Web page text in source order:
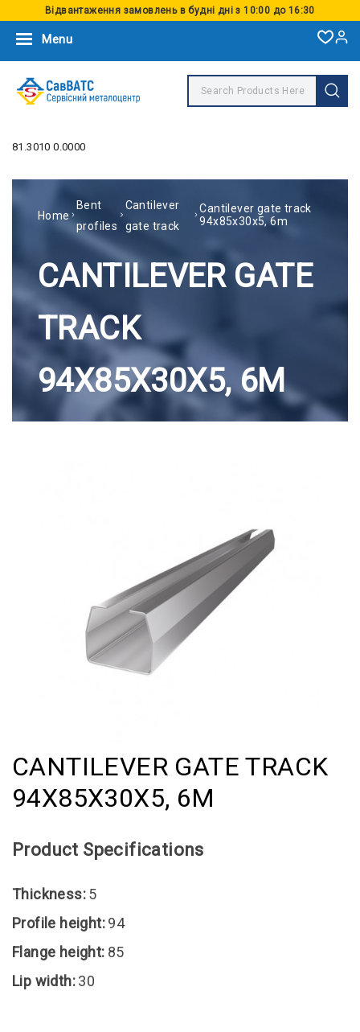
Відвантаження замовлень в будні дні з 10:00 до 16:30
Menu
81.3010 0.0000
Home
Bent
profiles
Cantilever
gate track
Cantilever gate track
94х85х30х5, 6m
CANTILEVER GATE
TRACK
94Х85Х30Х5, 6M
CANTILEVER GATE TRACK
94Х85Х30Х5, 6M
Product Specifications
Thickness:5
Profile height:94
Flange height: 85
Lip width:30